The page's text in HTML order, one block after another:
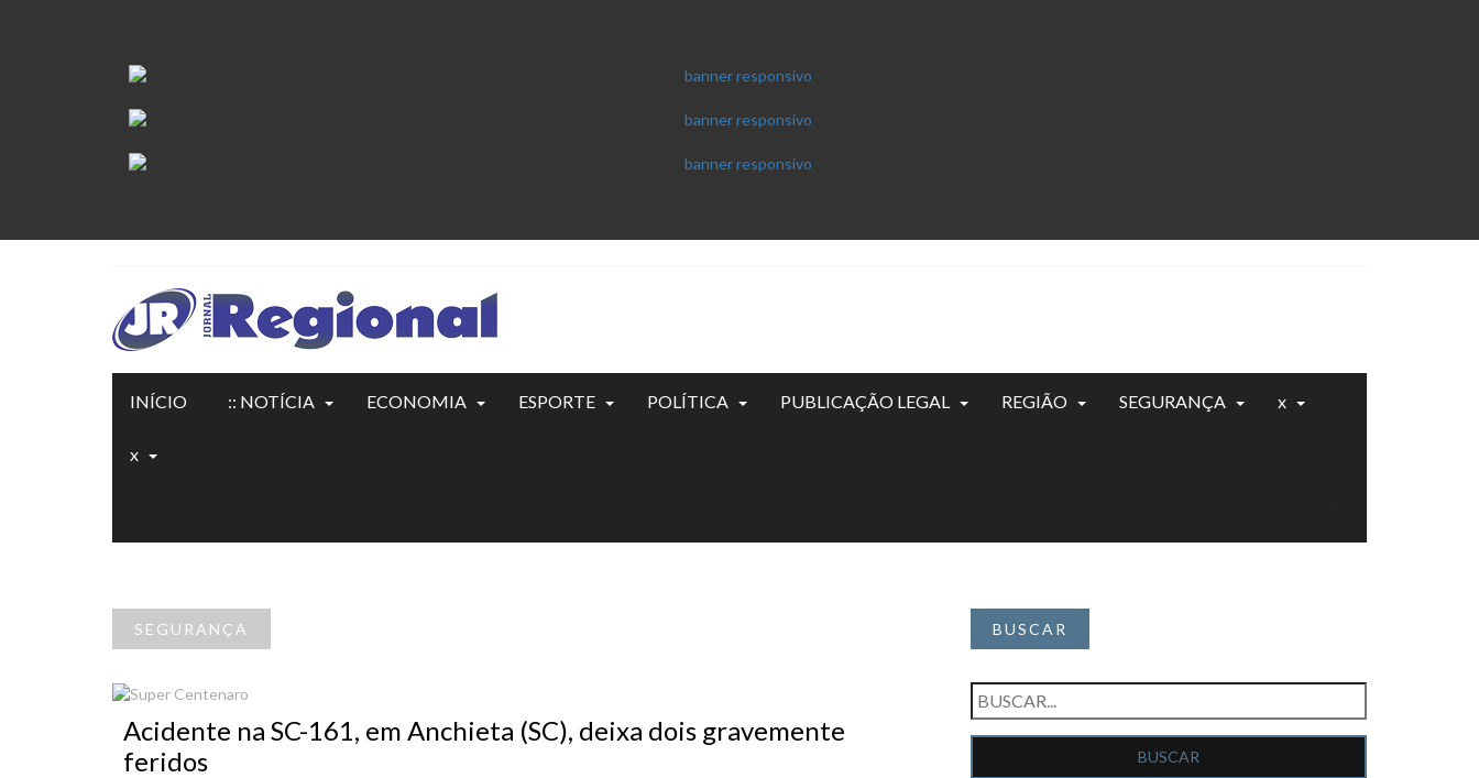
INÍCIO :: NOTÍCIA ECONOMIA ESPORTE POLÍTICA PUBLICAÇÃO LEGAL REGIÃO SEGURANÇA x
x
SEGURANÇA
Acidente na SC-161, em Anchieta (SC), deixa dois gravemente
feridos
BUSCAR